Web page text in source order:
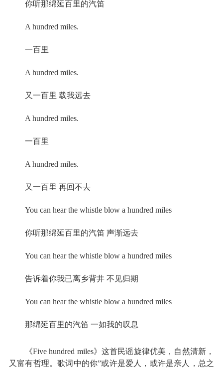
你听那绵延百里的汽笛
A hundred miles.
一百里
A hundred miles.
又一百里 载我远去
A hundred miles.
一百里
A hundred miles.
又一百里 再回不去
You can hear the whistle blow a hundred miles
你听那绵延百里的汽笛 声渐远去
You can hear the whistle blow a hundred miles
告诉着你我已离乡背井 不见归期
You can hear the whistle blow a hundred miles
那绵延百里的汽笛 一如我的叹息
《Five hundred miles》这首民谣旋律优美，自然清新，
又富有哲理。歌词中的你”或许是爱人，或许是亲人，总之